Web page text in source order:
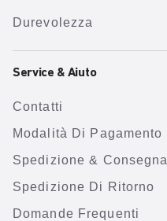
Durevolezza
Service & Aiuto
Contatti
Modalità Di Pagamento
Spedizione & Consegna
Spedizione Di Ritorno
Domande Frequenti